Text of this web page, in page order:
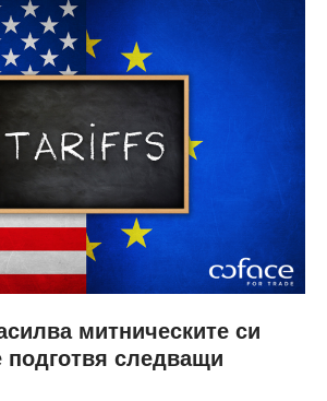
митническите си
подготвя следващи